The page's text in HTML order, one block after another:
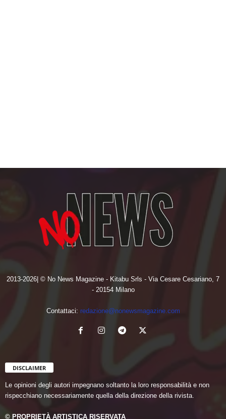
2013-2026| © No News Magazine - Kitabu Srls - Via Cesare Cesariano, 7
- 20154 Milano
Contattaci: redazione@nonewsmagazine.com
DISCLAIMER
Le opinioni degli autori impegnano soltanto la loro responsabilità e non
rispecchiano necessariamente quella della direzione della rivista.
© PROPRIETÀ ARTISTICA RISERVATA